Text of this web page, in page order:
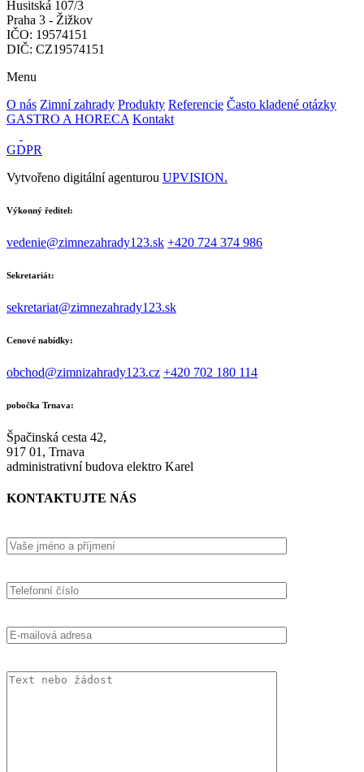
Husitská 107/3
Praha 3 - Žižkov
IČO: 19574151
DIČ: CZ19574151
Menu
O nás Zimní zahrady Produkty Referencie Často kladené otázky
GASTRO A HORECA Kontakt
GDPR
Vytvořeno digitální agenturou UPVISION.
Výkonný ředitel:
vedenie@zimnezahrady123.sk +420 724 374 986
Sekretariát:
sekretariat@zimnezahrady123.sk
Cenové nabídky:
obchod@zimnizahrady123.cz +420 702 180 114
pobočka Trnava:
Špačinská cesta 42,
917 01, Trnava
administrativní budova elektro Karel
KONTAKTUJTE NÁS